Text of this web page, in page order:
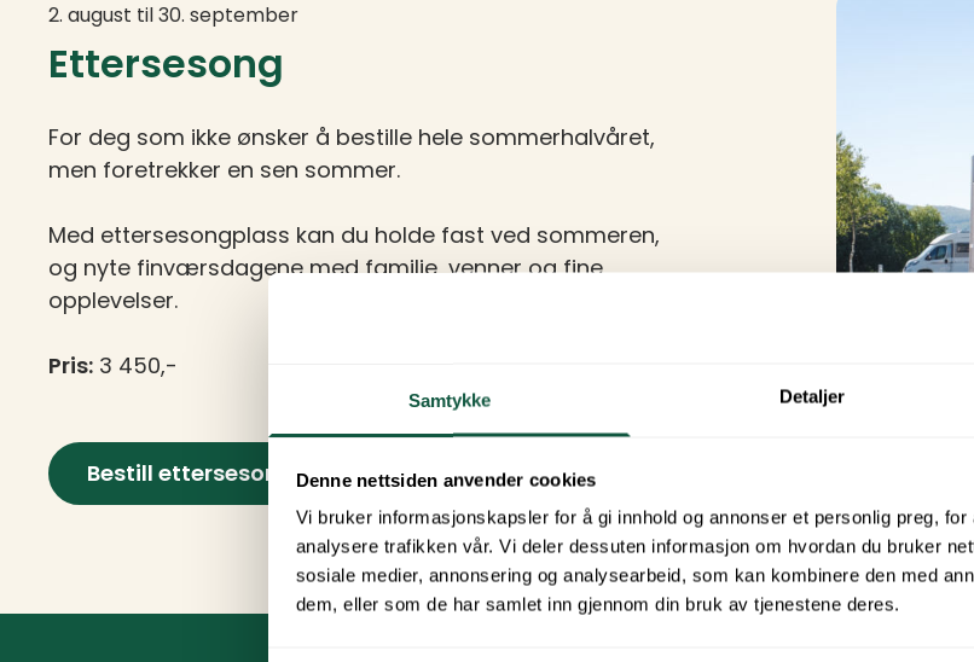
Samtykke Detaljer
Denne nettsiden anvender cookies
Vi bruker informasjonskapsler for å gi innhold og annonser et personlig preg,
analysere trafikken vår. Vi deler dessuten informasjon om hvordan du bruker
sosiale medier, annonsering og analysearbeid, som kan kombinere den med
dem, eller som de har samlet inn gjennom din bruk av tjenestene deres.
2. august til 30. september
Ettersesong
For deg som ikke ønsker å bestille hele sommerhalvåret,
men foretrekker en sen sommer.
Med ettersesongplass kan du holde fast ved sommeren,
og nyte finværsdagene med familie, venner og fine
opplevelser.
Pris: 3 450,-
Bestill ettersesongplass